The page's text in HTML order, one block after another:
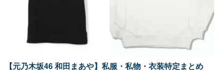
【元乃木坂46 和田まあや】私服・私物・衣装特定まとめ